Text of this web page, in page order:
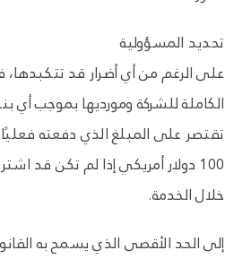
تحديد المسؤولية
على الرغم من أي أضرار قد تتكبدها،
الكاملة للشركة ومورديها بموجب
تقتصر على المبلغ الذي دفعته
100 دولار أمريكي إذا لم تكن قد
خلال الخدمة.
إلى الحد الأقصى الذي يسمح به